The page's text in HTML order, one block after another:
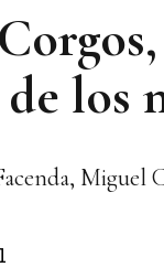
los
Miguel